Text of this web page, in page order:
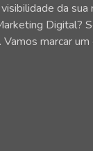
da sua
Digital?
marcar um